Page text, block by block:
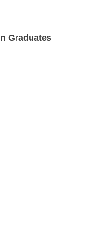
Graduates